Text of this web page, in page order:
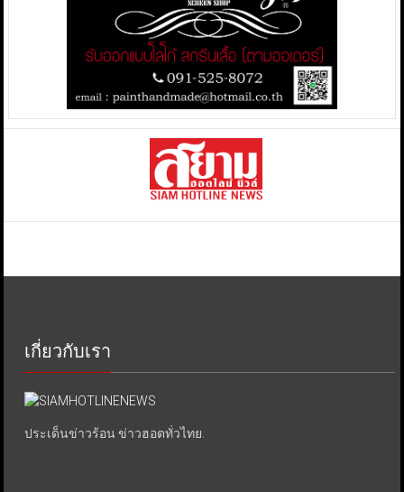
เกี่ยวกับเรา
ประเด็นข่าวร้อน ข่าวฮอตทั่วไทย.